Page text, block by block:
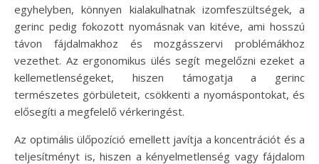
egyhelyben, könnyen kialakulhatnak izomfeszültségek, a
gerinc pedig fokozott nyomásnak van kitéve, ami hosszú
távon fájdalmakhoz és mozgásszervi problémákhoz
vezethet. Az ergonomikus ülés segít megelőzni ezeket a
kellemetlenségeket, hiszen támogatja a gerinc
természetes görbületeit, csökkenti a nyomáspontokat, és
elősegíti a megfelelő vérkeringést.
Az optimális ülőpozíció emellett javítja a koncentrációt és a
teljesítményt is, hiszen a kényelmetlenség vagy fájdalom